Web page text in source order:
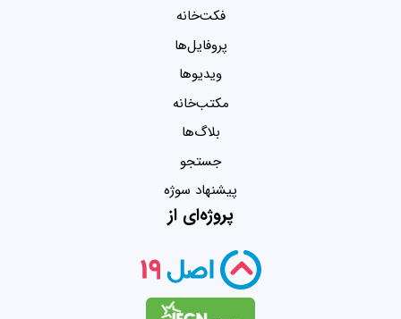
فکت‌خانه
پروفایل‌ها
ویدیو‌ها
مکتب‌خانه
بلاگ‌ها
جستجو
پیشنهاد سوژه
پروژه‌ای از